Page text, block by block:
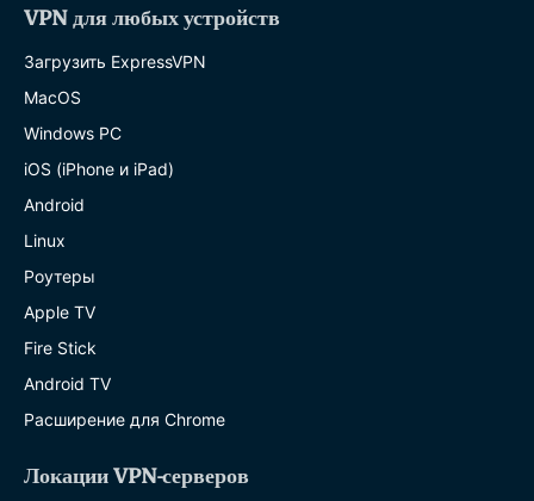
VPN для любых устройств
Загрузить ExpressVPN
MacOS
Windows PC
iOS (iPhone и iPad)
Android
Linux
Роутеры
Apple TV
Fire Stick
Android TV
Расширение для Chrome
Локации VPN-серверов